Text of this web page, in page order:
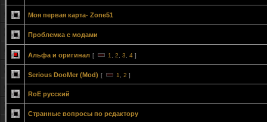
Моя первая карта- Zone51
Проблемка с модами
Альфа и оригинал [ 1 2 3 4 ]
Serious DooMer (Mod) [ 1 2 ]
RoE русский
Странные вопросы по редактору